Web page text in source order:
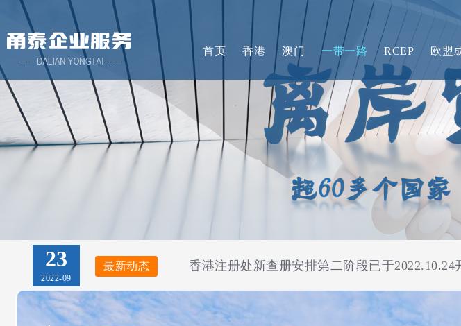
首页 香港 澳门 一带一路 RCEP 欧盟
最新动态
最新动态 香港注册处新查册安排第二阶段已于2022.10.24
23
2022-09
最新动态 《2023年公司（修訂）條例》（下稱「《修訂條
23
2022-09